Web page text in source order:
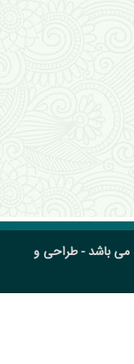
باشد - طراحی و